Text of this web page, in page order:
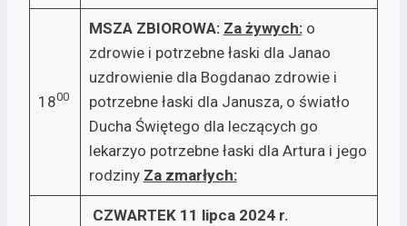
1800
MSZA ZBIOROWA: Za żywych:o
zdrowie i potrzebne łaski dla Janao
uzdrowienie dla Bogdanao zdrowie i
potrzebne łaski dla Janusza, o światło
Ducha Świętego dla leczących go
lekarzyo potrzebne łaski dla Artura i jego
rodziny Za zmarłych:
CZWARTEK 11 lipca 2024 r.